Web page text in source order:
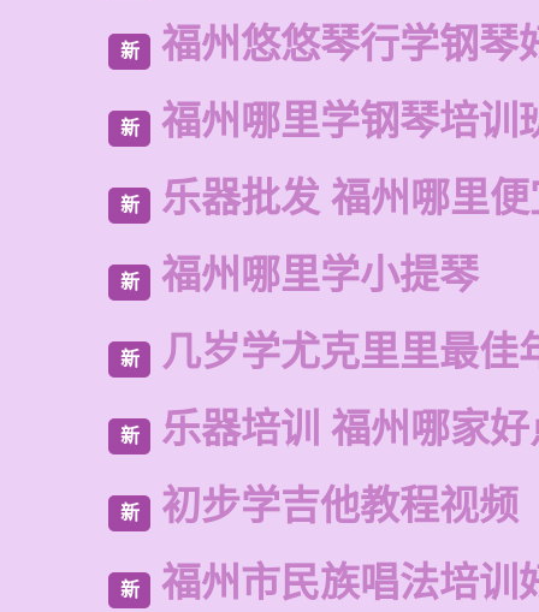
新 福州悠悠琴行学钢琴
新 福州哪里学钢琴培训
新 乐器批发 福州哪里便
新 福州哪里学小提琴
新 几岁学尤克里里最佳
新 乐器培训 福州哪家好
新 初步学吉他教程视频
新 福州市民族唱法培训